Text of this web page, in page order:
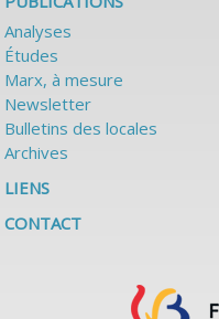
Analyses
Études
Marx, à mesure
Newsletter
Bulletins des locales
Archives
LIENS
CONTACT